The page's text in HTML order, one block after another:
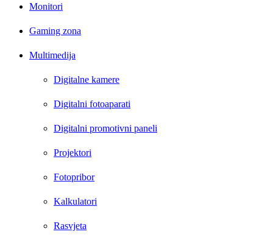
Monitori
Gaming zona
Multimedija
Digitalne kamere
Digitalni fotoaparati
Digitalni promotivni paneli
Projektori
Fotopribor
Kalkulatori
Rasvjeta